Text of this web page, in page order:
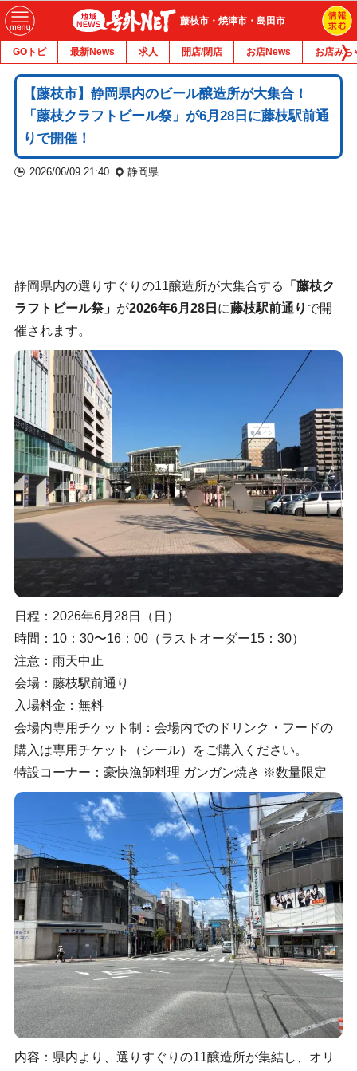
藤枝市・焼津市・島田市
GOトピ 最新News 求人 開店/閉店 お店News お店みち
【藤枝市】静岡県内のビール醸造所が大集合！
「藤枝クラフトビール祭」が6月28日に藤枝駅前通
りで開催！
2026/06/09 21:40 静岡県
静岡県内の選りすぐりの11醸造所が大集合する
「藤枝ク
ラフトビール祭」 が2026年6月28日 に藤枝駅前通り で開
催されます。
日程：2026年6月28日（日）
時間：10：30〜16：00（ラストオーダー15：30）
注意：雨天中止
会場：藤枝駅前通り
入場料金：無料
会場内専用チケット制：会場内でのドリンク・フードの
購入は専用チケット（シール）をご購入ください。
特設コーナー：豪快漁師料理 ガンガン焼き ※数量限定
内容：県内より、選りすぐりの11醸造所が集結し、オリ